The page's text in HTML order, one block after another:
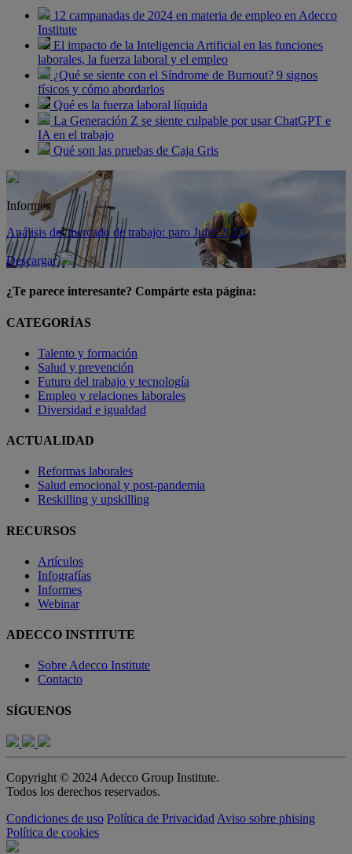
12 campanadas de 2024 en materia de empleo en Adecco
Institute
El impacto de la Inteligencia Artificial en las funciones
laborales, la fuerza laboral y el empleo
¿Qué se siente con el Síndrome de Burnout? 9 signos
físicos y cómo abordarlos
Qué es la fuerza laboral líquida
La Generación Z se siente culpable por usar ChatGPT e
IA en el trabajo
Qué son las pruebas de Caja Gris
Informes
Análisis del mercado de trabajo: paro Julio 2026
Descargar
¿Te parece interesante? Compárte esta página:
CATEGORÍAS
Talento y formación
Salud y prevención
Futuro del trabajo y tecnología
Empleo y relaciones laborales
Diversidad e igualdad
ACTUALIDAD
Reformas laborales
Salud emocional y post-pandemia
Reskilling y upskilling
RECURSOS
Artículos
Infografías
Informes
Webinar
ADECCO INSTITUTE
Sobre Adecco Institute
Contacto
SÍGUENOS
Copyright © 2024 Adecco Group Institute.
Todos los derechos reservados.
Condiciones de uso Política de Privacidad Aviso sobre phising
Política de cookies